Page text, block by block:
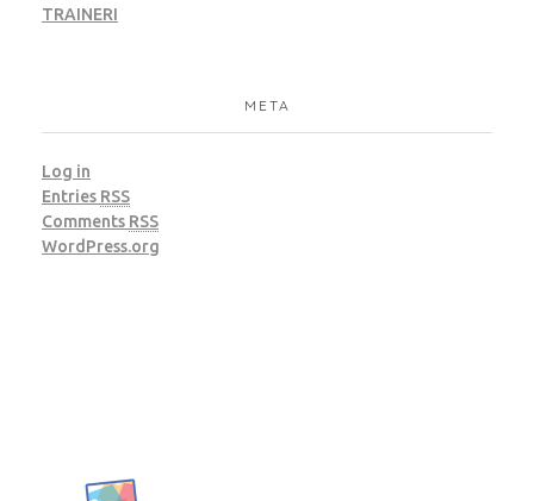
TRAINERI
META
Log in
Entries RSS
Comments RSS
WordPress.org